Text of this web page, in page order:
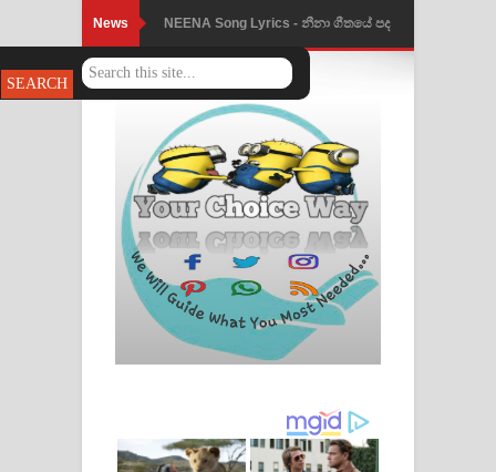
News NEENA Song Lyrics - නීනා ගීතයේ පද
පෙළ
Ahimi Wimai Himi Song Lyrics - අහිමි
විමයි හිමි ගීතයේ පද පෙළ
Mathaka Parana Song Lyrics - මතක
පාරනා ගීතයේ පද පෙළ
Nimnadhen Song Lyrics - නිම්නාදෙන්
ගීතයේ පද පෙළ
ඔබමයි මගේ ආදරේ ගීතයේ පද පෙළ